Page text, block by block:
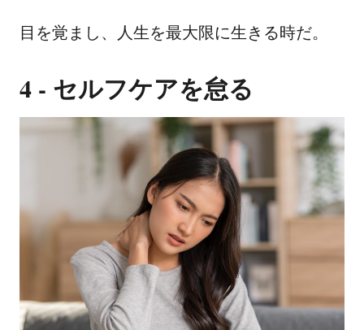
目を覚まし、人生を最大限に生きる時だ。
4 - セルフケアを怠る